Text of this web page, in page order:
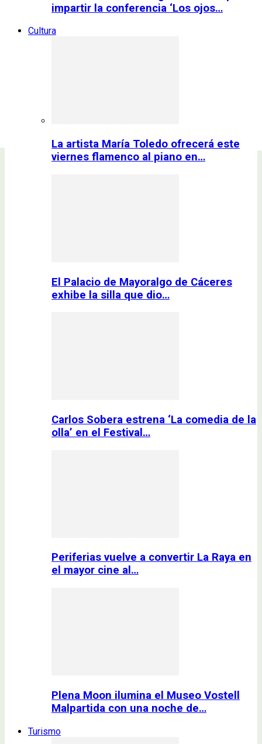
impartir la conferencia ‘Los ojos…
Cultura
La artista María Toledo ofrecerá este
viernes flamenco al piano en…
El Palacio de Mayoralgo de Cáceres
exhibe la silla que dio…
Carlos Sobera estrena ‘La comedia de la
olla’ en el Festival…
Periferias vuelve a convertir La Raya en
el mayor cine al…
Plena Moon ilumina el Museo Vostell
Malpartida con una noche de…
Turismo